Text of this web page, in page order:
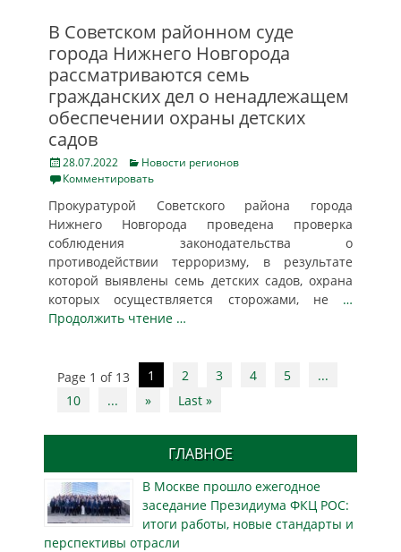
В Советском районном суде
города Нижнего Новгорода
рассматриваются семь
гражданских дел о ненадлежащем
обеспечении охраны детских
садов
Posted
on
28.07.2022 Categories
Новости регионов
Комментировать
Прокуратурой Советского района города
Нижнего Новгорода проведена проверка
соблюдения законодательства о
противодействии терроризму, в результате
которой выявлены семь детских садов, охрана
которых осуществляется сторожами, не …
Продолжить чтение …
Post
navigation
Page 1 of 13 1 2 3 4 5
...
10
... » Last »
ГЛАВНОЕ
В Москве прошло ежегодное
заседание Президиума ФКЦ РОС:
итоги работы, новые стандарты и
перспективы отрасли